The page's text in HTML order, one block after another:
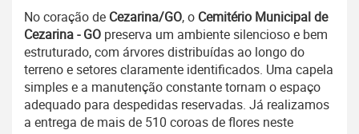
No coração de Cezarina/GO, o Cemitério Municipal de
Cezarina - GO preserva um ambiente silencioso e bem
estruturado, com árvores distribuídas ao longo do
terreno e setores claramente identificados. Uma capela
simples e a manutenção constante tornam o espaço
adequado para despedidas reservadas. Já realizamos
a entrega de mais de 510 coroas de flores neste